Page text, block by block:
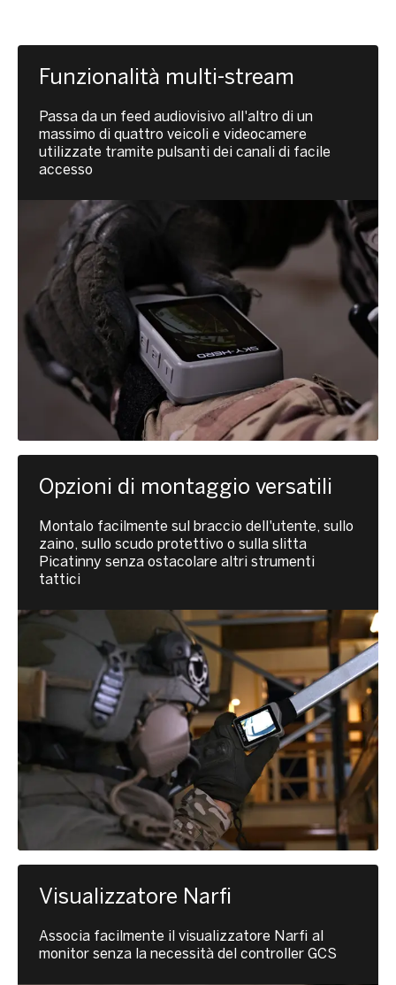
Funzionalità multi-stream
Passa da un feed audiovisivo all'altro di un
massimo di quattro veicoli e videocamere
utilizzate tramite pulsanti dei canali di facile
accesso
Opzioni di montaggio versatili
Montalo facilmente sul braccio dell'utente, sullo
zaino, sullo scudo protettivo o sulla slitta
Picatinny senza ostacolare altri strumenti
tattici
Visualizzatore Narfi
Associa facilmente il visualizzatore Narfi al
monitor senza la necessità del controller GCS